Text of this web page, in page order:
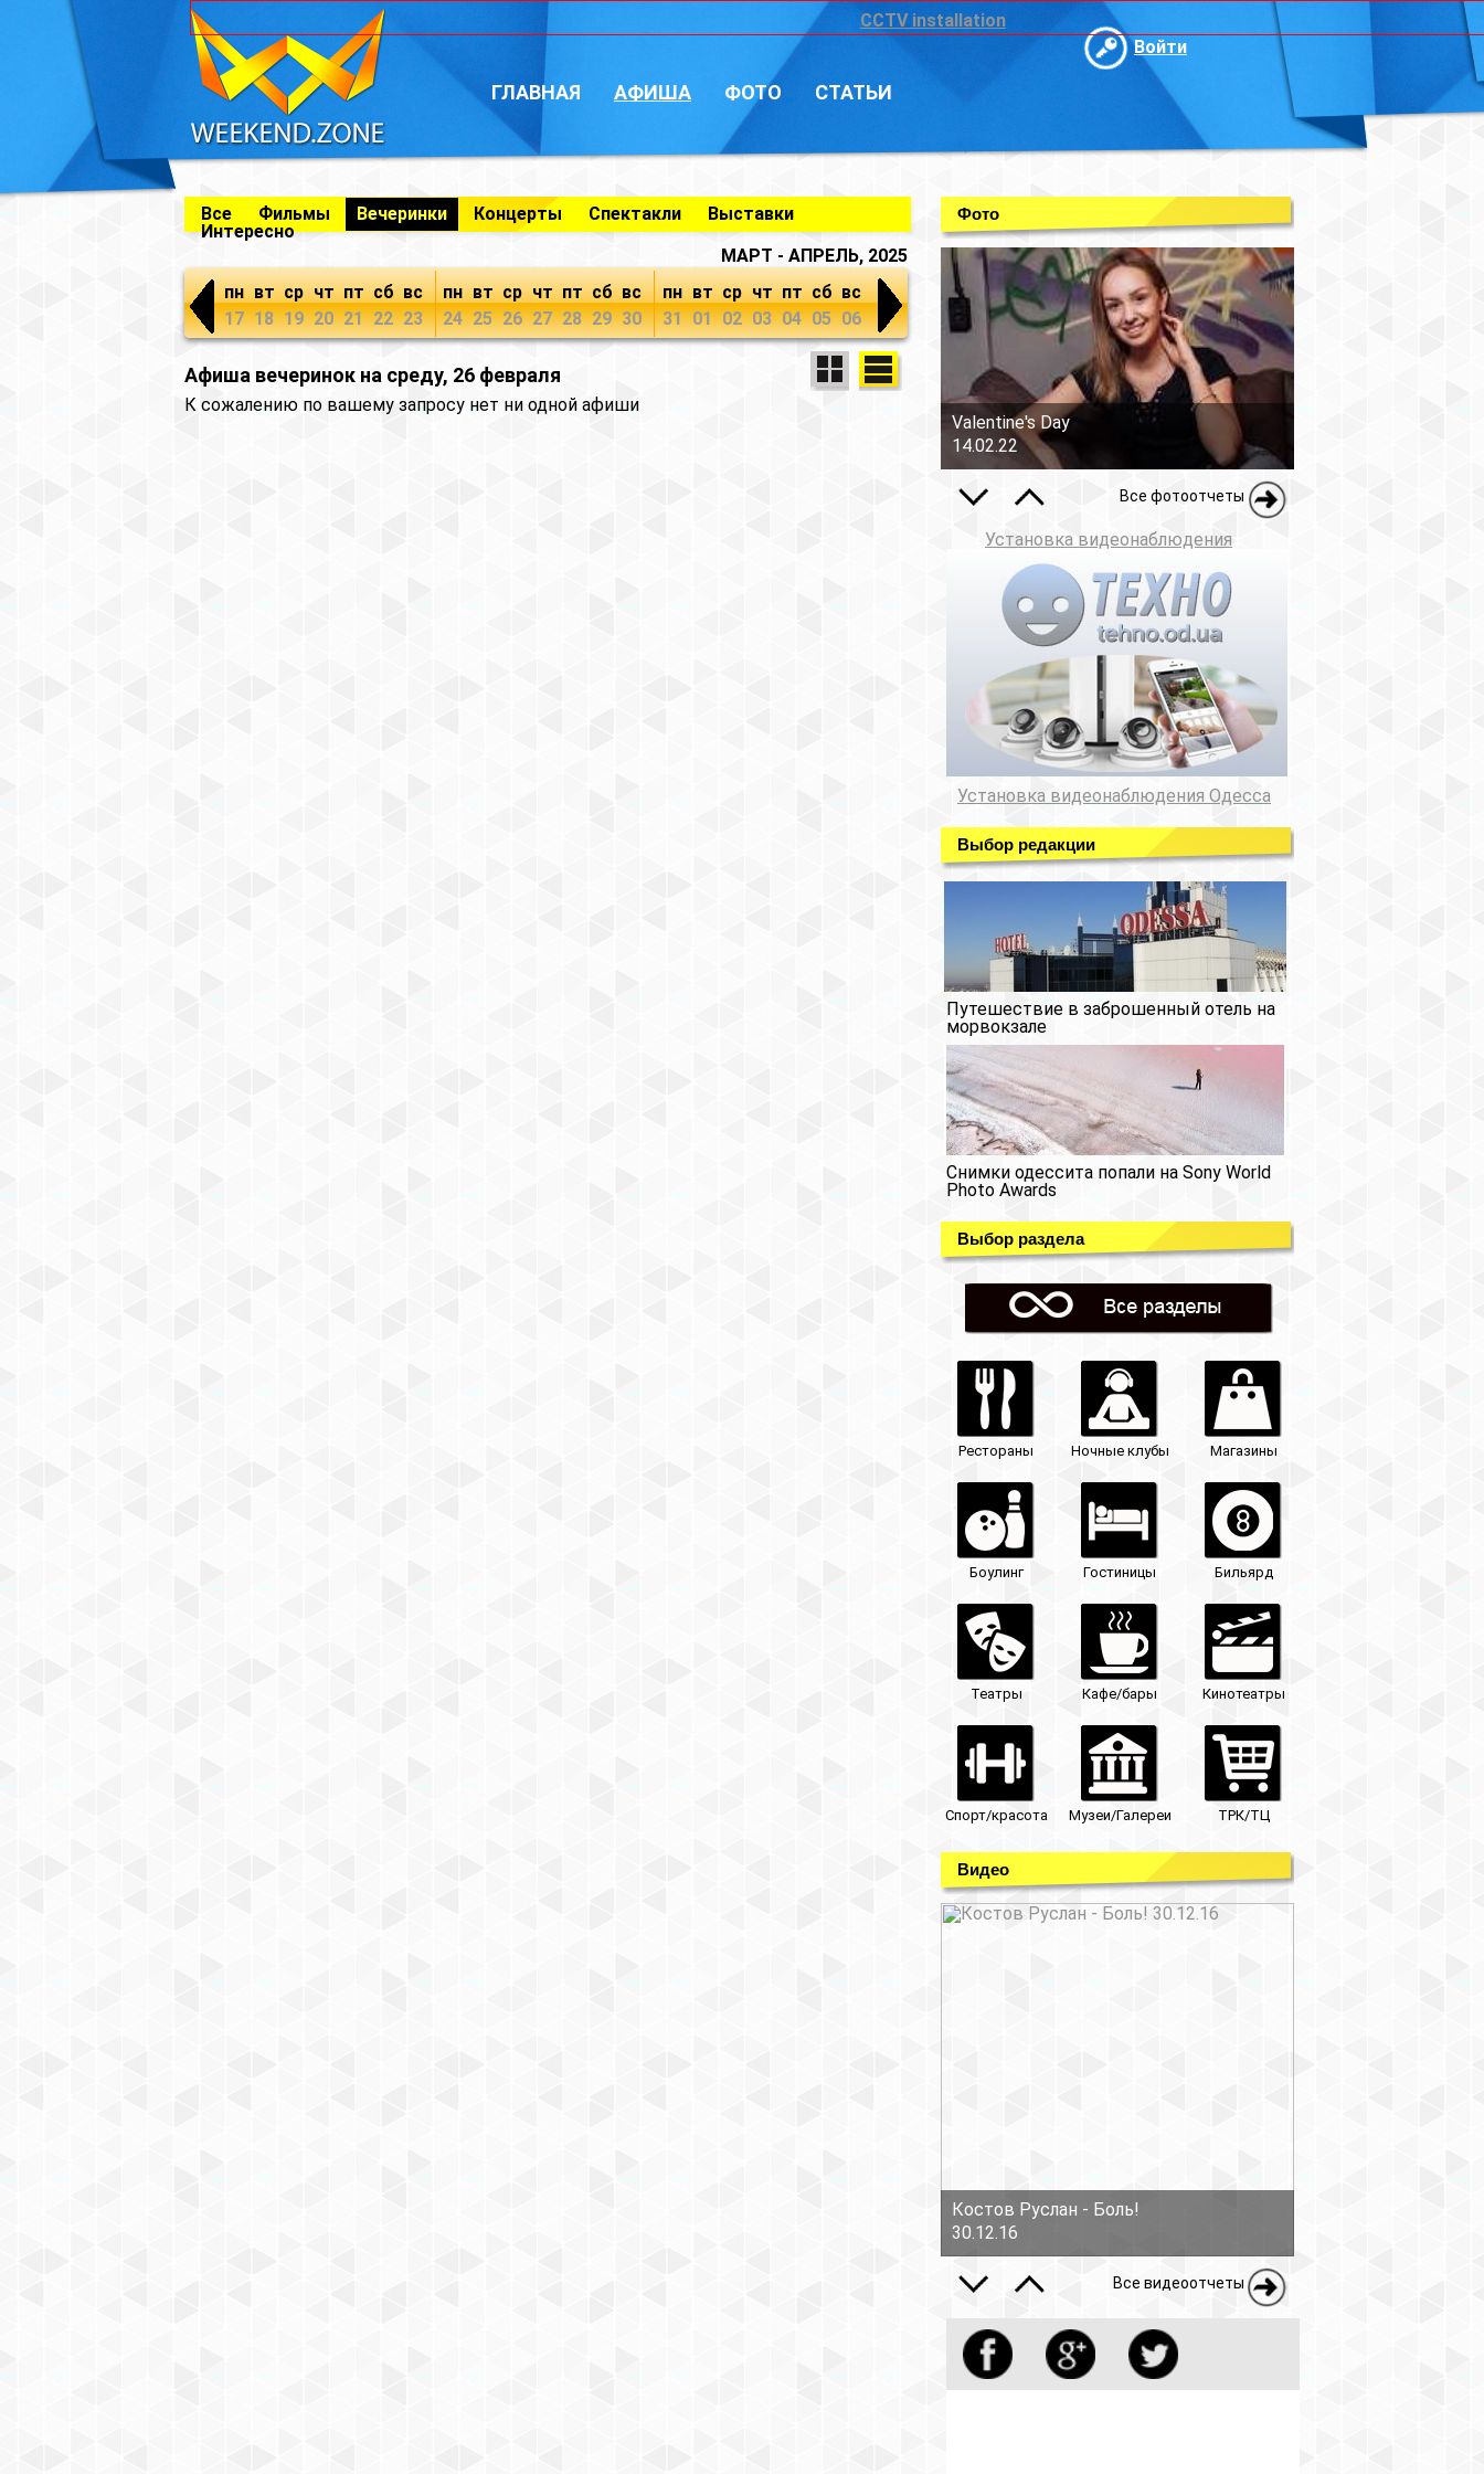
CCTV installation
Войти
ГЛАВНАЯ АФИША ФОТО СТАТЬИ
Все Фильмы Вечеринки Концерты Спектакли
Выставки
Интересно
МАРТ - АПРЕЛЬ, 2025
пн
17
вт
18
ср
19
чт
20
пт
21
сб
22
вс
23
пн
24
вт
25
ср
26
чт
27
пт
28
сб
29
вс
30
пн
31
вт
01
ср
02
чт
03
пт
04
сб
05
вс
06
Афиша вечеринок на среду, 26 февраля
К сожалению по вашему запросу нет ни одной афиши
Фото
Valentine's Day
14.02.22
Все фотоотчеты
Установка видеонаблюдения
Установка видеонаблюдения Одесса
Выбор редакции
Путешествие в заброшенный отель на
морвокзале
Снимки одессита попали на Sony World
Photo Awards
Выбор раздела
Рестораны Ночные клубы Магазины
Боулинг Гостиницы Бильярд
Театры Кафе/бары Кинотеатры
Спорт/красота Музеи/Галереи ТРК/ТЦ
Видео
Костов Руслан - Боль!
30.12.16
Все видеоотчеты